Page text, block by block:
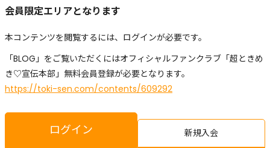
会員限定エリアとなります
本コンテンツを閲覧するには、ログインが必要です。
「BLOG」をご覧いただくにはオフィシャルファンクラブ「超ときめ
き♡宣伝本部」無料会員登録が必要となります。
https://toki-sen.com/contents/609292
ログイン 新規入会